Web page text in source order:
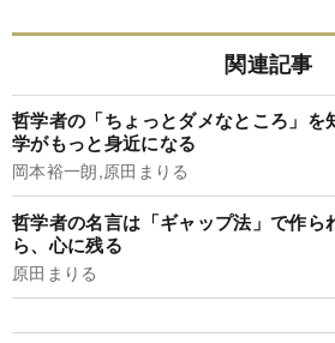
関連記事
哲学者の「ちょっとダメなところ」を
学がもっと身近になる
岡本裕一朗,原田まりる
哲学者の名言は「ギャップ法」で作ら
ら、心に残る
原田まりる